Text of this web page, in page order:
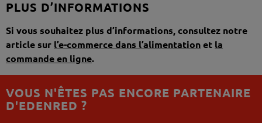
PLUS D’INFORMATIONS
Si vous souhaitez plus d’informations, consultez notre
article sur l’e-commerce dans l’alimentation et la
commande en ligne.
VOUS N'ÊTES PAS ENCORE PARTENAIRE
D'EDENRED ?